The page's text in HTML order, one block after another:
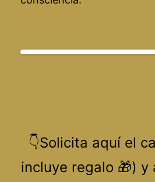
👇Solicita aquí el
incluye regalo 🎁) y